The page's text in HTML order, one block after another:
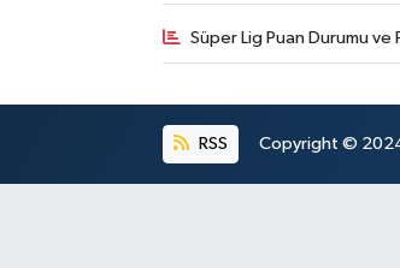
Süper Lig Puan Durumu ve
RSS Copyright © 2024.